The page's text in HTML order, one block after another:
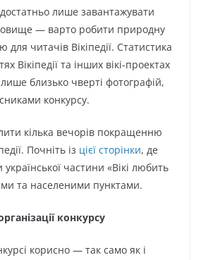
лише завантажувати
— варто робити природну
читачів Вікіпедії. Статистика
Вікіпедії та інших вікі-проектах
близько чверті фотографій,
конкурсу.
кілька вечорів покращенню
Почніть із цієї сторінки, де
частини «Вікі любить
та населеними пунктами.
конкурсу
корисно — так само як і